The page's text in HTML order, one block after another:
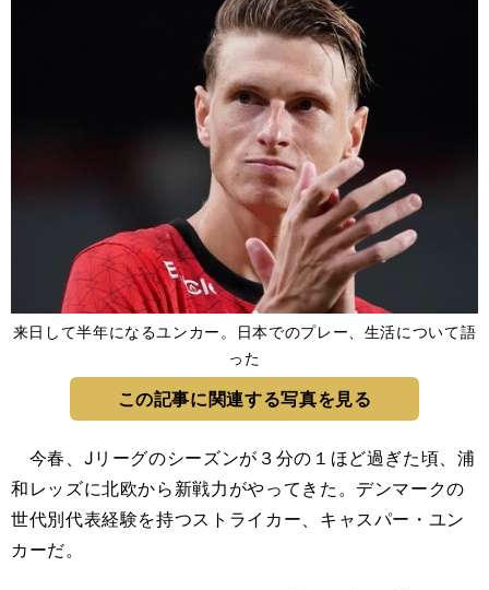
来日して半年になるユンカー。日本でのプレー、生活について語
った
この記事に関連する写真を見る
今春、Jリーグのシーズンが３分の１ほど過ぎた頃、浦
和レッズに北欧から新戦力がやってきた。デンマークの
世代別代表経験を持つストライカー、キャスパー・ユン
カーだ。